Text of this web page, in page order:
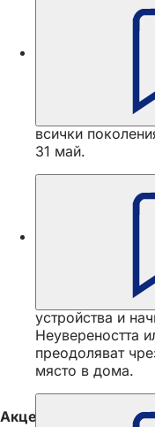
Конкурс:
Тази година
всички
всички
31 май.
Цифрови
В рамките на
запознават с
устройства и
Неувереността
преодоляват
място в дома.
Акценти от